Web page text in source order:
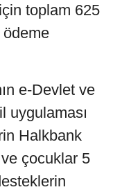
toplam 625
ödeme
e-Devlet ve
uygulaması
Halkbank
ve çocuklar 5